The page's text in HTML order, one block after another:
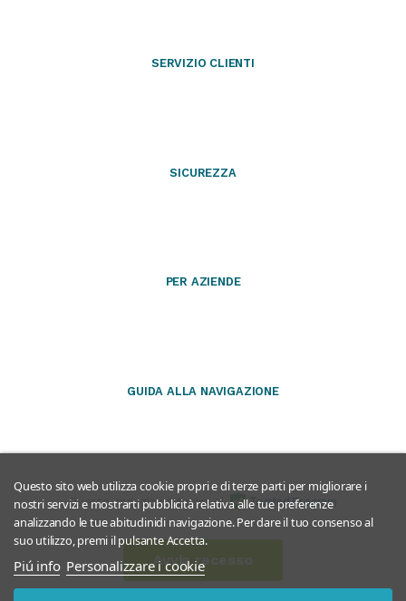
SERVIZIO CLIENTI
SICUREZZA
PER AZIENDE
GUIDA ALLA NAVIGAZIONE
Questo negozio partecipa al Program
Avvia recesso
Questo sito web utilizza cookie propri e di terze parti per migliorare i
nostri servizi e mostrarti pubblicità relativa alle tue preferenze
analizzando le tue abitudinidi navigazione. Per dare il tuo consenso al
suo utilizzo, premi il pulsante Accetta.
Piú info Personalizzare i cookie